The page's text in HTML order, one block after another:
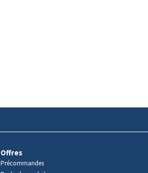
Offres
Précommandes